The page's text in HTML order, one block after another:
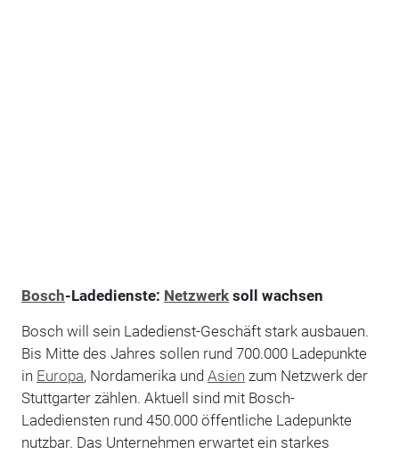
Bosch-Ladedienste: Netzwerksoll wachsen
Bosch will sein Ladedienst-Geschäft stark ausbauen.
Bis Mitte des Jahres sollen rund 700.000 Ladepunkte
in Europa, Nordamerika und Asien zum Netzwerk der
Stuttgarter zählen. Aktuell sind mit Bosch-
Ladediensten rund 450.000 öffentliche Ladepunkte
nutzbar. Das Unternehmen erwartet ein starkes